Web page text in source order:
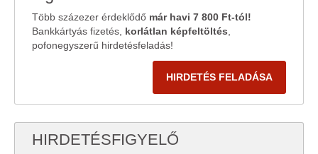
Több százezer érdeklődő már havi 7 800 Ft-tól!
Bankkártyás fizetés, korlátlan képfeltöltés
pofonegyszerű hirdetésfeladás!
HIRDETÉS FELADÁSA
HIRDETÉSFIGYELŐ